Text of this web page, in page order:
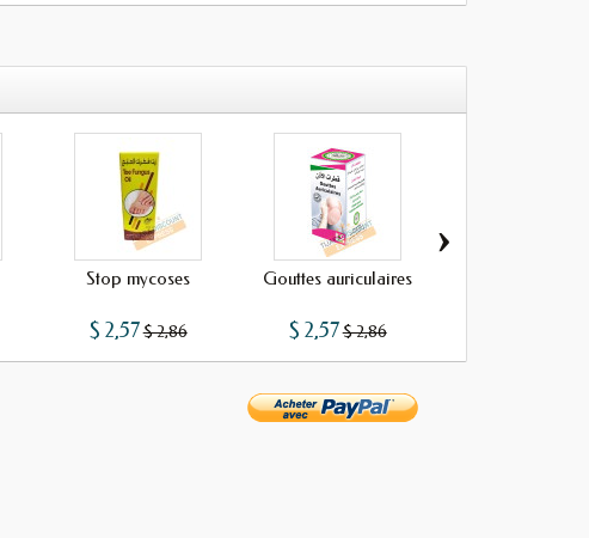
Stop mycoses
$ 2,57$ 2,86
Gouttes auriculaires
$ 2,57$ 2,86
›